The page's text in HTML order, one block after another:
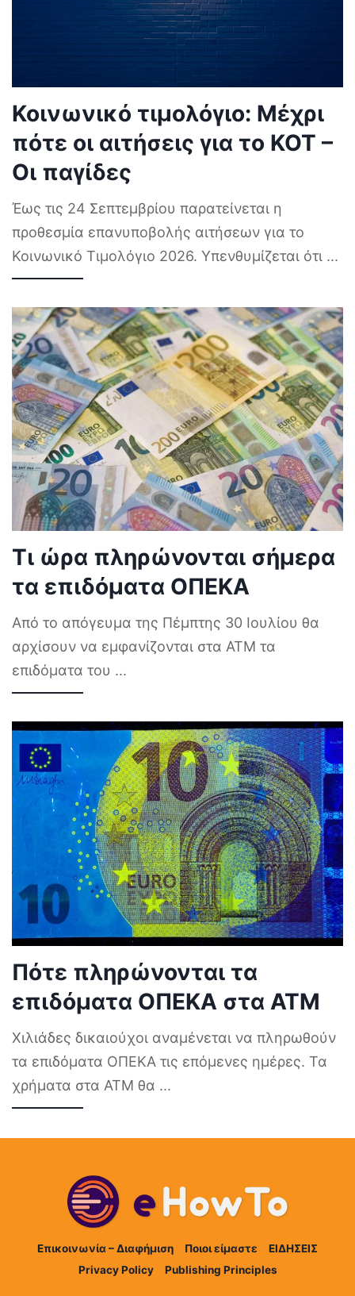
Κοινωνικό τιμολόγιο: Μέχρι
πότε οι αιτήσεις για το ΚΟΤ –
Οι παγίδες
Έως τις 24 Σεπτεμβρίου παρατείνεται η
προθεσμία επανυποβολής αιτήσεων για το
Κοινωνικό Τιμολόγιο 2026. Υπενθυμίζεται ότι ...
Τι ώρα πληρώνονται σήμερα
τα επιδόματα ΟΠΕΚΑ
Από το απόγευμα της Πέμπτης 30 Ιουλίου θα
αρχίσουν να εμφανίζονται στα ΑΤΜ τα
επιδόματα του ...
Πότε πληρώνονται τα
επιδόματα ΟΠΕΚΑ στα ΑΤΜ
Χιλιάδες δικαιούχοι αναμένεται να πληρωθούν
τα επιδόματα ΟΠΕΚΑ τις επόμενες ημέρες. Τα
χρήματα στα ΑΤΜ θα ...
Επικοινωνία – Διαφήμιση Ποιοι είμαστε
ΕΙΔΗΣΕΙΣ
Privacy Policy
Publishing Principles